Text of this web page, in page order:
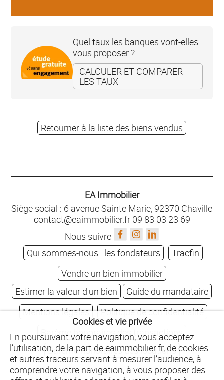
Quel taux les banques vont-elles
vous proposer ?
CALCULER ET COMPARER
LES TAUX
Retourner à la liste des biens vendus
EA Immobilier
Siège social : 6 avenue Sainte Marie, 92370 Chaville
contact@eaimmobilier.fr 09 83 03 23 69
Nous suivre
Qui sommes-nous : les fondateurs
Tracfin
Vendre un bien immobilier
Estimer la valeur d'un bien
Guide du mandataire
Mentions légales
Politique de confidentialité
Barème honoraires des transactions
Barème honoraires des locations
Cookies et vie privée
En poursuivant votre navigation, vous acceptez
l’utilisation, de la part de eaimmobilier.fr, de cookies
et autres traceurs servant à mesurer l’audience, à
comprendre votre navigation, à vous proposer des